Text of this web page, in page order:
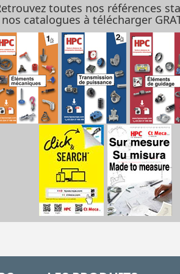
toutes nos références
catalogues à télécharger